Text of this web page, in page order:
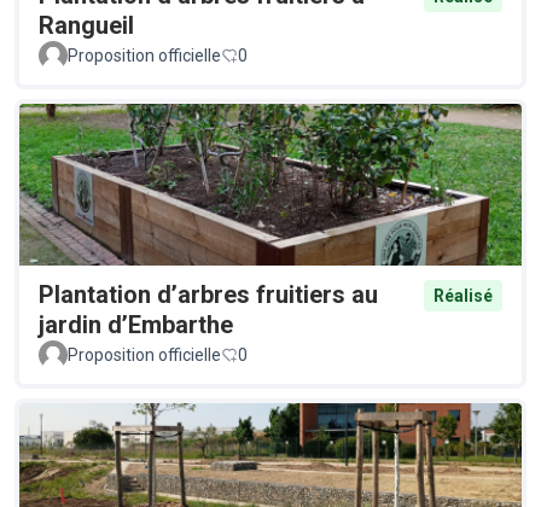
Rangueil
Proposition officielle 0
Plantation d’arbres fruitiers au
jardin d’Embarthe
Réalisé
Proposition officielle 0